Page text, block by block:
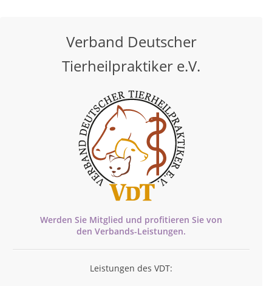
Verband Deutscher
Tierheilpraktiker e.V.
Werden Sie Mitglied und profitieren Sie von
den Verbands-Leistungen.
Leistungen des VDT: